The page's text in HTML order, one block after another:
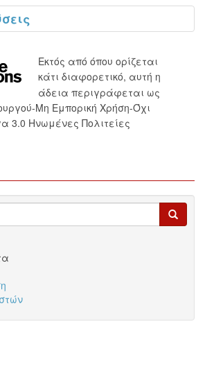
Εκτός από όπου ορίζεται
κάτι διαφορετικό, αυτή η
άδεια περιγράφεται ως
Μη Εμπορική Χρήση-Όχι
Ηνωμένες Πολιτείες